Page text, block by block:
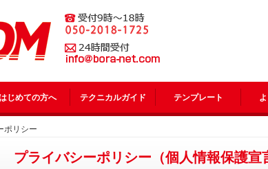
じめての方へ テクニカルガイド テンプレート
ポリシー
プライバシーポリシー（個人情報保護宣